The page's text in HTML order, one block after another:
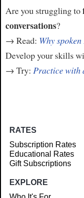
Are you struggling to
conversations?
→ Read: Why
Develop your skills
→ Try: Practice with
RATES
Subscription Rates
Educational Rates
Gift Subscriptions
EXPLORE